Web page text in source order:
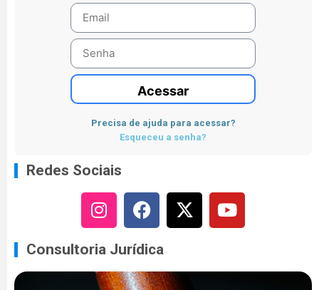
Acessar
Precisa de ajuda para acessar?
Esqueceu a senha?
Redes Sociais
Consultoria Jurídica